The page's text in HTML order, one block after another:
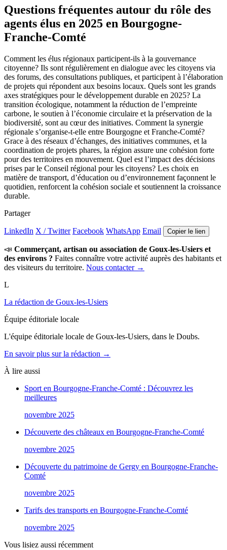
Questions fréquentes autour du rôle des
agents élus en 2025 en Bourgogne-
Franche-Comté
Comment les élus régionaux participent-ils à la gouvernance
citoyenne? Ils sont régulièrement en dialogue avec les citoyens via
des forums, des consultations publiques, et participent à l’élaboration
de projets qui répondent aux besoins locaux. Quels sont les grands
axes stratégiques pour le développement durable en 2025? La
transition écologique, notamment la réduction de l’empreinte
carbone, le soutien à l’économie circulaire et la préservation de la
biodiversité, sont au cœur des initiatives. Comment la synergie
régionale s’organise-t-elle entre Bourgogne et Franche-Comté?
Grace à des réseaux d’échanges, des initiatives communes, et la
coordination de projets phares, la région assure une cohésion forte
pour des territoires en mouvement. Quel est l’impact des décisions
prises par le Conseil régional pour les citoyens? Les choix en
matière de transport, d’éducation ou d’environnement façonnent le
quotidien, renforcent la cohésion sociale et soutiennent la croissance
durable.
Partager
LinkedIn X / Twitter Facebook WhatsApp Email Copier le lien
📣 Commerçant, artisan ou association de Goux-les-Usiers et
des environs ? Faites connaître votre activité auprès des habitants et
des visiteurs du territoire. Nous contacter →
L
La rédaction de Goux-les-Usiers
Équipe éditoriale locale
L'équipe éditoriale locale de Goux-les-Usiers, dans le Doubs.
En savoir plus sur la rédaction →
À lire aussi
Sport en Bourgogne-Franche-Comté : Découvrez les
meilleures
novembre 2025
Découverte des châteaux en Bourgogne-Franche-Comté
novembre 2025
Découverte du patrimoine de Gergy en Bourgogne-Franche-
Comté
novembre 2025
Tarifs des transports en Bourgogne-Franche-Comté
novembre 2025
Vous lisiez aussi récemment